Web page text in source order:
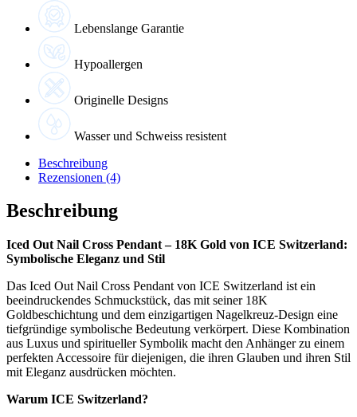
Lebenslange Garantie
Hypoallergen
Originelle Designs
Wasser und Schweiss resistent
Beschreibung
Rezensionen (4)
Beschreibung
Iced Out Nail Cross Pendant – 18K Gold von ICE Switzerland:
Symbolische Eleganz und Stil
Das Iced Out Nail Cross Pendant von ICE Switzerland ist ein
beeindruckendes Schmuckstück, das mit seiner 18K
Goldbeschichtung und dem einzigartigen Nagelkreuz-Design eine
tiefgründige symbolische Bedeutung verkörpert. Diese Kombination
aus Luxus und spiritueller Symbolik macht den Anhänger zu einem
perfekten Accessoire für diejenigen, die ihren Glauben und ihren Stil
mit Eleganz ausdrücken möchten.
Warum ICE Switzerland?